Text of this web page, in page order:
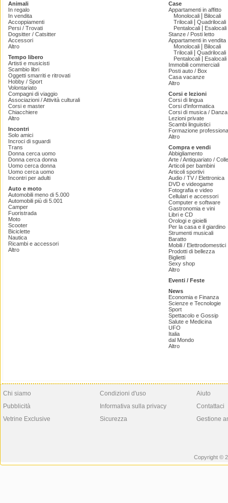
Animali
In regalo
In vendita
Accoppiamenti
Persi / Trovati
Dogsitter / Catsitter
Accessori
Altro
Tempo libero
Artisti e musicisti
Scambio libri
Oggetti smarriti e ritrovati
Hobby / Sport
Volontariato
Compagni di viaggio
Associazioni / Attività culturali
Corsi e master
Chiacchiere
Altro
Incontri
Solo amici
Incroci di sguardi
Trans
Donna cerca uomo
Donna cerca donna
Uomo cerca donna
Uomo cerca uomo
Incontri per adulti
Auto e moto
Automobili meno di 5.000
Automobili più di 5.001
Camper
Fuoristrada
Moto
Scooter
Biciclette
Nautica
Ricambi e accessori
Altro
Case
Appartamenti in affitto
Monolocali
Bilocali
Trilocali
Quadrilocali
Pentalocali
Esalocali
Stanze / Posti letto
Appartamenti in vendita
Monolocali
Bilocali
Trilocali
Quadrilocali
Pentalocali
Esalocali
Immobili commerciali
Posti auto / Box
Casa vacanze
Altro
Corsi e lezioni
Corsi di lingua
Corsi d'informatica
Corsi di musica /
Lezioni private
Scambi linguistici
Formazione
Altro
Compra e vendi
Abbigliamento
Arte / Antiquariato /
Articoli per bambini
Articoli sportivi
Audio / TV / Elettronica
DVD e videogame
Fotografia e video
Cellulari e accessori
Computer e software
Gastronomia e vini
Libri e CD
Orologi e gioielli
Per la casa e il giardino
Strumenti musicali
Baratto
Mobili / Elettrodomestici
Prodotti di bellezza
Biglietti
Sexy shop
Altro
Eventi / Feste
News
Economia e Finanza
Scienze e Tecnologie
Sport
Spettacolo e Gossip
Salute e Medicina
UFO
Italia
dal Mondo
Altro
Chi siamo
Pubblicità
Vetrine Exclusive
Condizioni d'uso
Informativa sulla privacy
Sicurezza
Aiuto
Contattaci
Gestione
Copyright ©